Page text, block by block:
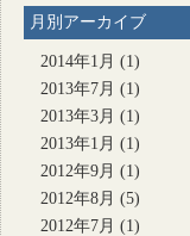
月別アーカイブ
2014年1月 (1)
2013年7月 (1)
2013年3月 (1)
2013年1月 (1)
2012年9月 (1)
2012年8月 (5)
2012年7月 (1)